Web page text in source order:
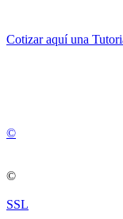
Cotizar aquí una
©
©
SSL